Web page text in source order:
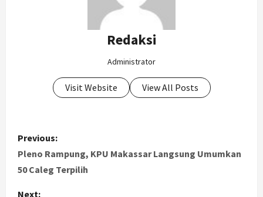
Redaksi
Administrator
Visit Website View All Posts
P
o
Previous:
Pleno Rampung, KPU Makassar Langsung Umumkan
50 Caleg Terpilih
Next: